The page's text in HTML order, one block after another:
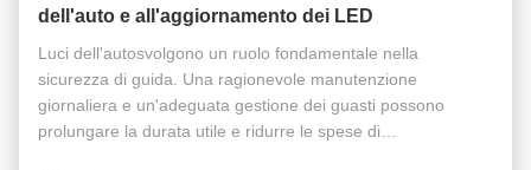
dell'auto e all'aggiornamento dei LED
Luci dell'autosvolgono un ruolo fondamentale nella
sicurezza di guida. Una ragionevole manutenzione
giornaliera e un'adeguata gestione dei guasti possono
prolungare la durata utile e ridurre le spese di